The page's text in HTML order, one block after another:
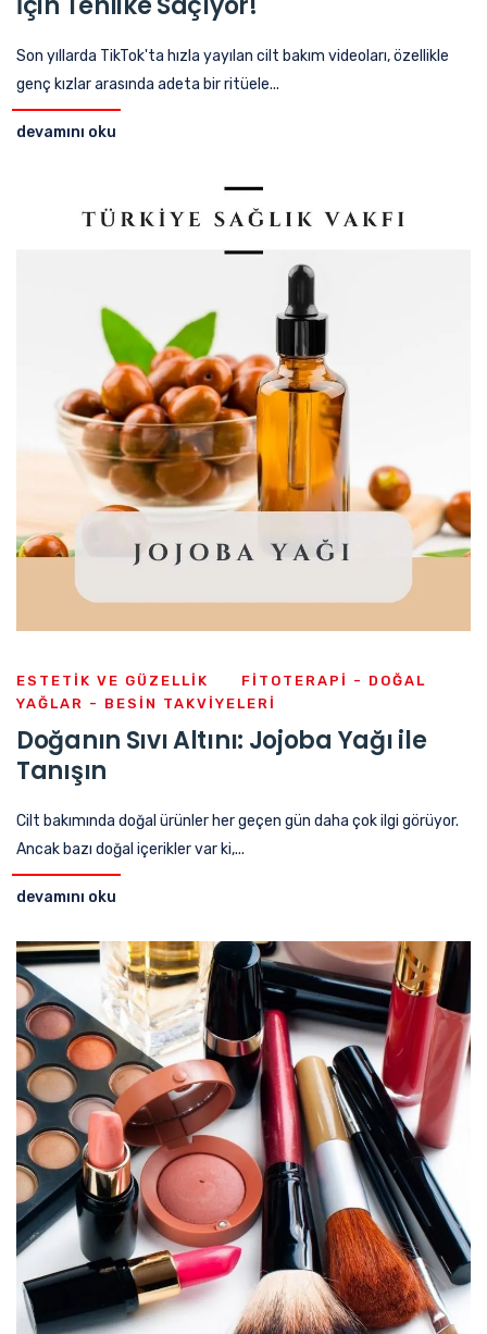
Son yıllarda TikTok'ta hızla yayılan cilt bakım videoları, özellikle
genç kızlar arasında adeta bir ritüele...
devamını oku
ESTETIK VE GÜZELLIK
FITOTERAPI - DOĞAL
YAĞLAR - BESIN TAKVIYELERI
Doğanın Sıvı Altını: Jojoba Yağı ile
Tanışın
Cilt bakımında doğal ürünler her geçen gün daha çok ilgi görüyor.
Ancak bazı doğal içerikler var ki,...
devamını oku